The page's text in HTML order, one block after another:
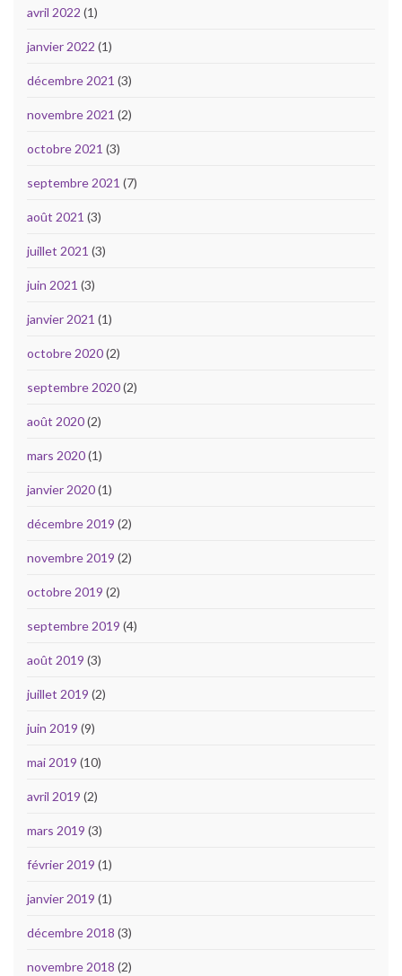
avril 2022 (1)
janvier 2022 (1)
décembre 2021 (3)
novembre 2021 (2)
octobre 2021 (3)
septembre 2021 (7)
août 2021 (3)
juillet 2021 (3)
juin 2021 (3)
janvier 2021 (1)
octobre 2020(2)
septembre 2020(2)
août 2020(2)
mars 2020(1)
janvier 2020(1)
décembre 2019 (2)
novembre 2019 (2)
octobre 2019 (2)
septembre 2019 (4)
août 2019 (3)
juillet 2019 (2)
juin 2019 (9)
mai 2019 (10)
avril 2019 (2)
mars 2019 (3)
février 2019 (1)
janvier 2019 (1)
décembre 2018 (3)
novembre 2018 (2)